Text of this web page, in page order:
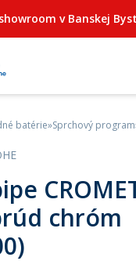
v Banskej
batérie»Sprchový program
chróm